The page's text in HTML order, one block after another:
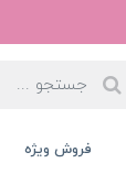
فروش ویژه